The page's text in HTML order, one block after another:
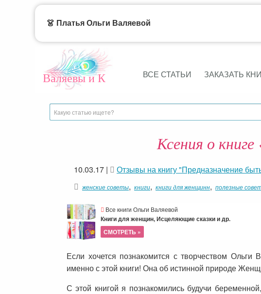
Валяевы и К ВСЕ СТАТЬИ ЗАКАЗАТЬ
Ксения о
10.03.17 | Отзывы на книгу "Предназначение
женские советы, книги, книги для женщинн, полезные
Все книги Ольги Валяевой
Книги для женщин, Исцеляющие сказки и др.
СМОТРЕТЬ »
Если хочется познакомится с творчеством Ольги
именно с этой книги! Она об истинной природе
С этой книгой я познакомились будучи
👗 Платья Ольги Валяевой